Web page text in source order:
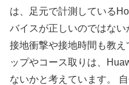
は、足元で計測している
バイスが正しいのではない
接地衝撃や接地時間も教
ップやコース取りは、
ないかと考えています。